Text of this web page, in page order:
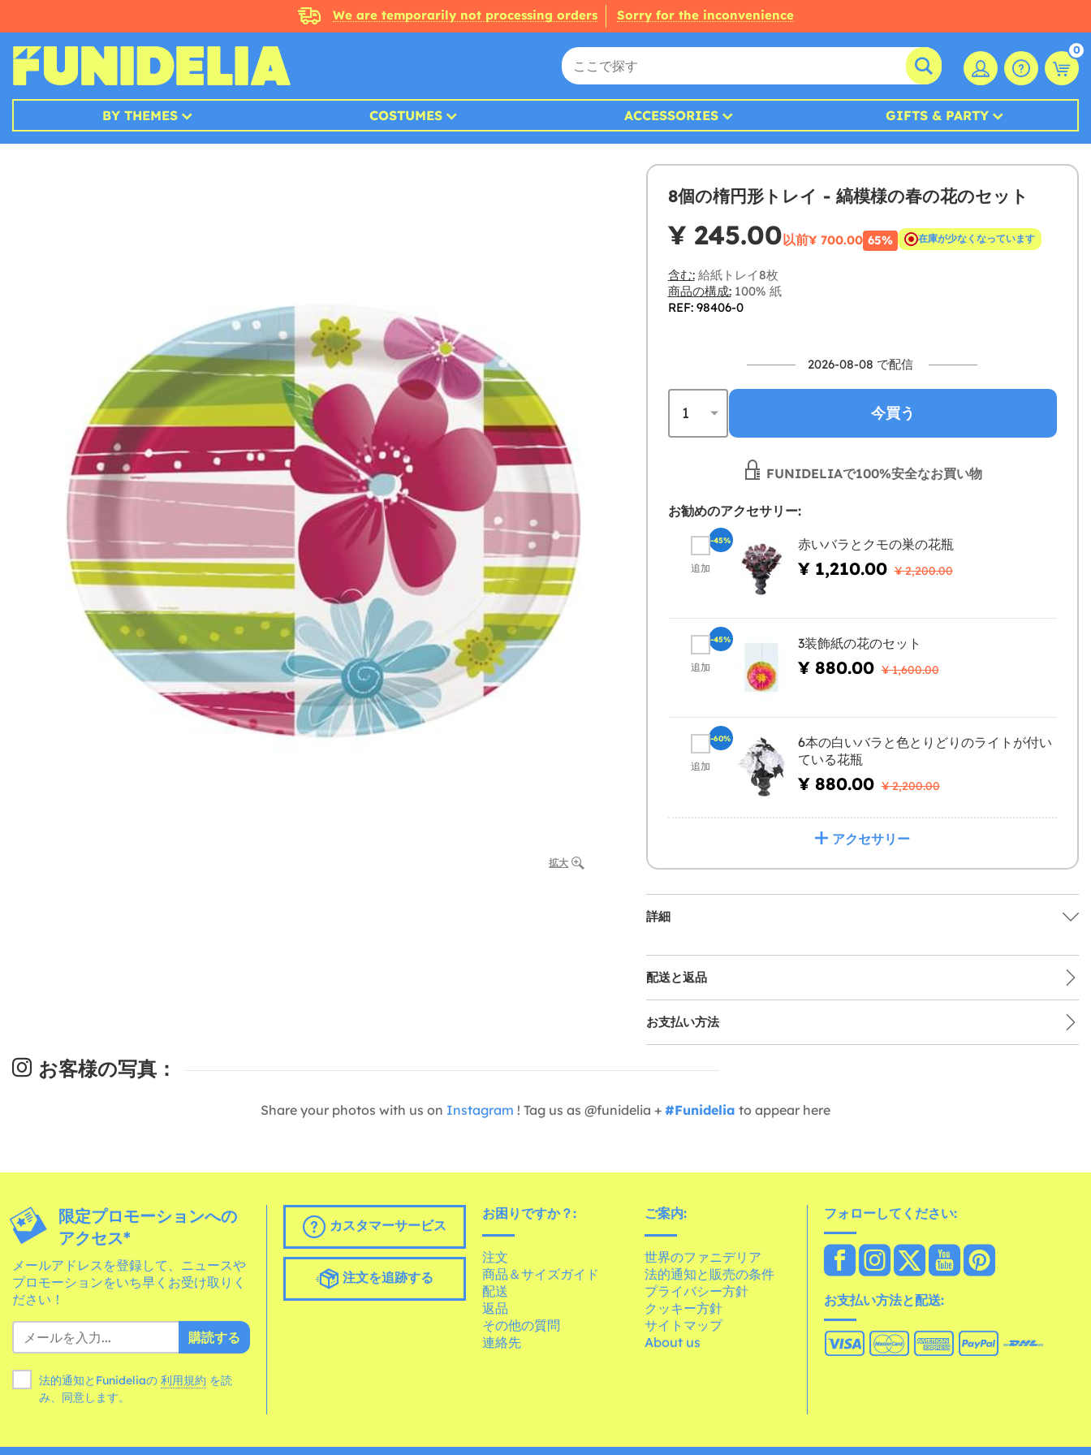
We are temporarily not processing orders Sorry for the inconvenience
0
BY THEMES COSTUMES ACCESSORIES GIFTS & PARTY
拡大
8個の楕円形トレイ - 縞模様の春の花のセット
¥ 245.00以前¥ 700.00 65% 在庫が少なくなっています
含む:給紙トレイ8枚
商品の構成:100% 紙
REF: 98406-0
2026-08-08 で配信
今買う
FUNIDELIAで100%安全なお買い物
お勧めのアクセサリー:
追加
赤いバラとクモの巣の花瓶
¥ 1,210.00 ¥ 2,200.00
-45%
追加
3装飾紙の花のセット
¥ 880.00 ¥ 1,600.00
-45%
追加
6本の白いバラと色とりどりのライトが付い
ている花瓶
¥ 880.00 ¥ 2,200.00
-60%
アクセサリー
詳細
配送と返品
お支払い方法
お客様の写真：
Share your photos with us on Instagram ! Tag us as @funidelia + #Funidelia to appear here
限定プロモーションへの
アクセス*
メールアドレスを登録して、ニュースや
プロモーションをいち早くお受け取りく
ださい！
購読する
法的通知とFunideliaの 利用規約
み、同意します。
カスタマーサービス
注文を追跡する
お困りですか？:
注文
商品＆サイズガイド
配送
返品
その他の質問
連絡先
ご案内:
世界のファニデリア
法的通知と販売の条件
プライバシー方針
クッキー方針
サイトマップ
About us
フォローしてください:
お支払い方法と配送: